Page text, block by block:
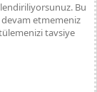
Bu
etmemeniz
tavsiye